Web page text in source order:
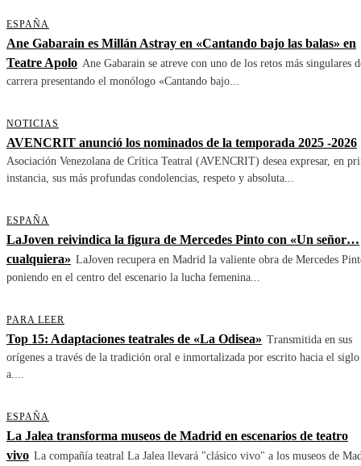
ESPAÑA
Ane Gabarain es Millán Astray en «Cantando bajo las balas» en
Teatre Apolo Ane Gabarain se atreve con uno de los retos más singulares
carrera presentando el monólogo «Cantando bajo...
NOTICIAS
AVENCRIT anunció los nominados de la temporada 2025 -2026
Asociación Venezolana de Crítica Teatral (AVENCRIT) desea expresar, en
instancia, sus más profundas condolencias, respeto y absoluta...
ESPAÑA
LaJoven reivindica la figura de Mercedes Pinto con «Un señor…
cualquiera» LaJoven recupera en Madrid la valiente obra de Mercedes
poniendo en el centro del escenario la lucha femenina...
PARA LEER
Top 15: Adaptaciones teatrales de «La Odisea» Transmitida en sus
orígenes a través de la tradición oral e inmortalizada por escrito hacia el
a....
ESPAÑA
La Jalea transforma museos de Madrid en escenarios de teatro
vivo La compañía teatral La Jalea llevará "clásico vivo" a los museos de